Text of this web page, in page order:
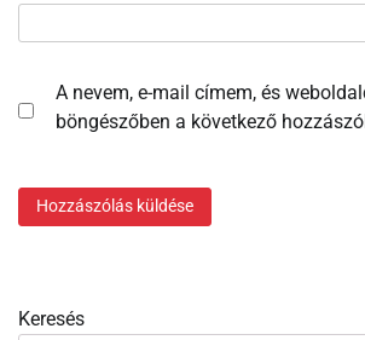
A nevem, e-mail címem, és
böngészőben a következő
Keresés